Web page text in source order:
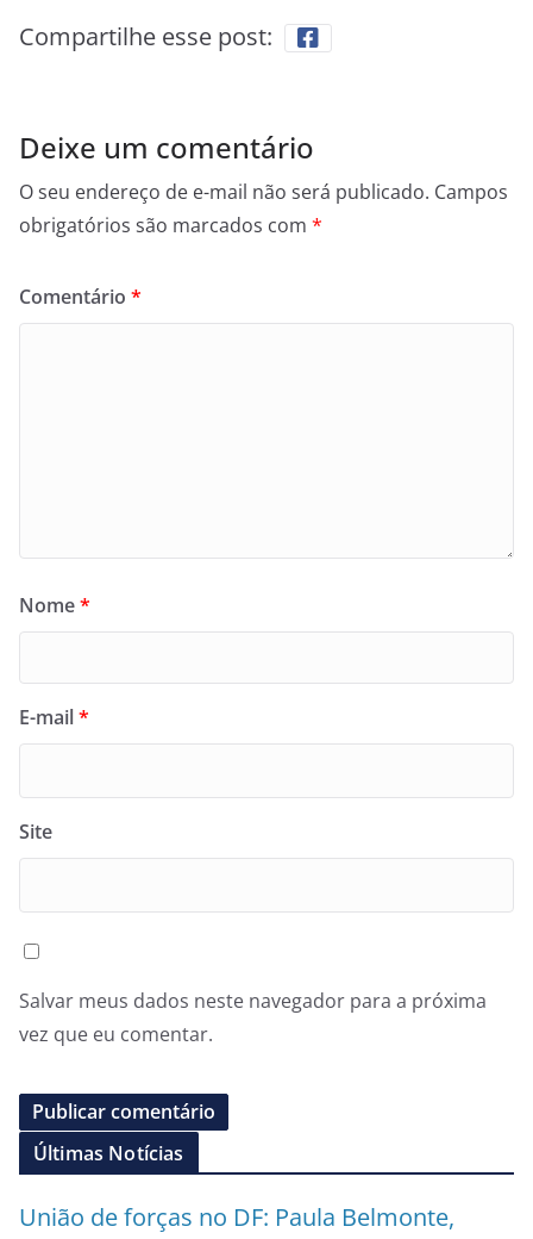
Compartilhe esse post:
Deixe um comentário
O seu endereço de e-mail não será publicado. Campos
obrigatórios são marcados com *
Comentário *
Nome*
E-mail*
Site
Salvar meus dados neste navegador para a próxima
vez que eu comentar.
Últimas Notícias
União de forças no DF: Paula Belmonte,